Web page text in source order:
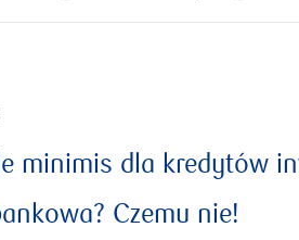
minimis dla kredytów
Czemu nie!